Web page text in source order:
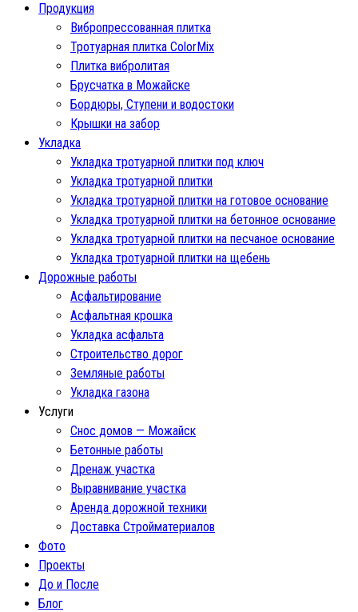
Продукция
Вибропрессованная плитка
Тротуарная плитка ColorMix
Плитка вибролитая
Брусчатка в Можайске
Бордюры, Ступени и водостоки
Крышки на забор
Укладка
Укладка тротуарной плитки под ключ
Укладка тротуарной плитки
Укладка тротуарной плитки на готовое основание
Укладка тротуарной плитки на бетонное основание
Укладка тротуарной плитки на песчаное основание
Укладка тротуарной плитки на щебень
Дорожные работы
Асфальтирование
Асфальтная крошка
Укладка асфальта
Строительство дорог
Земляные работы
Укладка газона
Услуги
Снос домов — Можайск
Бетонные работы
Дренаж участка
Выравнивание участка
Аренда дорожной техники
Доставка Стройматериалов
Фото
Проекты
До и После
Блог